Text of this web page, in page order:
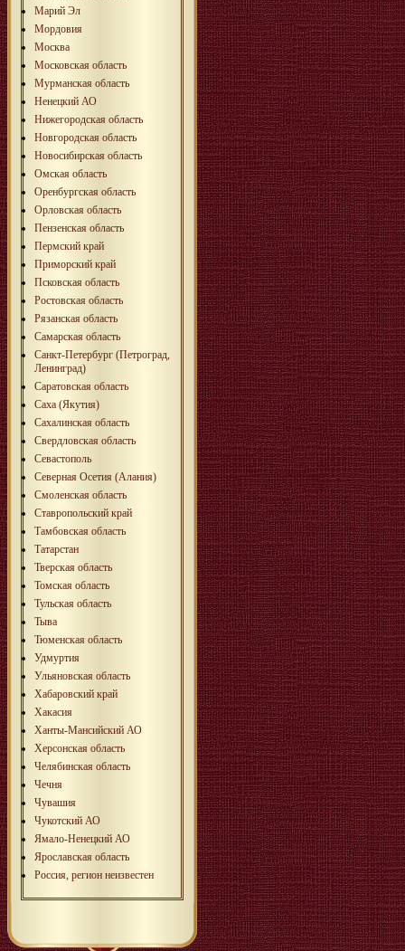
Марий Эл
Мордовия
Москва
Московская область
Мурманская область
Ненецкий АО
Нижегородская область
Новгородская область
Новосибирская область
Омская область
Оренбургская область
Орловская область
Пензенская область
Пермский край
Приморский край
Псковская область
Ростовская область
Рязанская область
Самарская область
Санкт-Петербург (Петроград,
Ленинград)
Саратовская область
Саха (Якутия)
Сахалинская область
Свердловская область
Севастополь
Северная Осетия (Алания)
Смоленская область
Ставропольский край
Тамбовская область
Татарстан
Тверская область
Томская область
Тульская область
Тыва
Тюменская область
Удмуртия
Ульяновская область
Хабаровский край
Хакасия
Ханты-Мансийский АО
Херсонская область
Челябинская область
Чечня
Чувашия
Чукотский АО
Ямало-Ненецкий АО
Ярославская область
Россия, регион неизвестен